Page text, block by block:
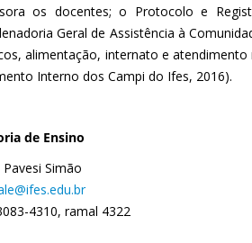
os docentes; o Protocolo e
Geral de Assistência à
alimentação, internato e
Interno dos Campi do Ifes, 2016).
de Ensino
Pavesi Simão
4310, ramal 4322